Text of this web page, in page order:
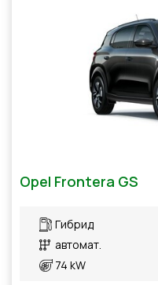
Opel Frontera GS
Гибрид
автомат.
74 kW